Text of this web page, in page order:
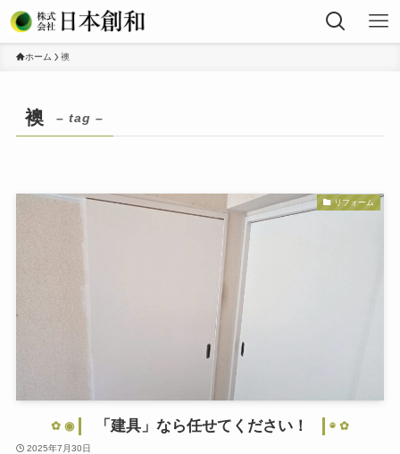
ホーム 襖
襖 – tag –
リフォーム
「建具」なら任せてください！
2025年7月30日